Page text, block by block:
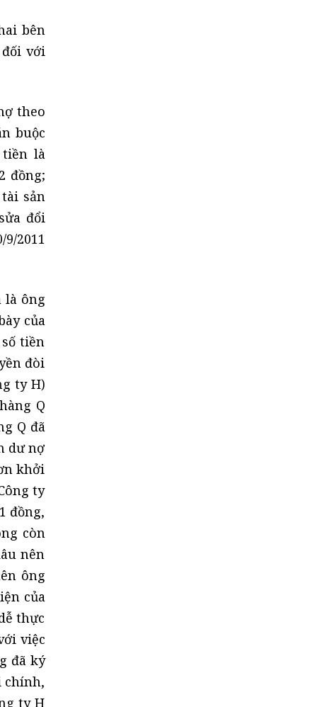
bên
với
theo
buộc
tiền là
đồng;
sản
đổi
2011
là ông
của
tiền
đòi
ty H)
Q
Q đã
dư nợ
khởi
ty
đồng,
còn
nên
ông
của
thực
việc
đã ký
chính,
ty H